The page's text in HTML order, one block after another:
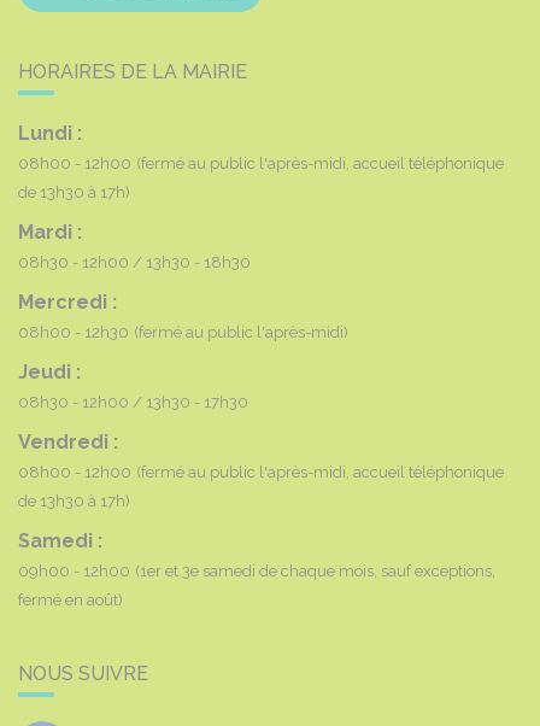
HORAIRES DE LA MAIRIE
Lundi :
08h00 - 12h00 (fermé au public l'après-midi, accueil téléphonique
de 13h30 à 17h)
Mardi :
08h30 - 12h00 13h30 - 18h30
Mercredi :
08h00 - 12h30 (fermé au public l'après-midi)
Jeudi :
08h30 - 12h00 13h30 - 17h30
Vendredi :
08h00 - 12h00 (fermé au public l'après-midi, accueil téléphonique
de 13h30 à 17h)
Samedi :
09h00 - 12h00 (1er et 3e samedi de chaque mois, sauf exceptions,
fermé en août)
NOUS SUIVRE